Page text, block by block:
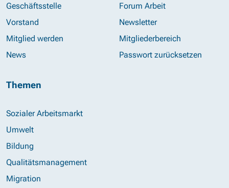
Geschäftsstelle
Vorstand
Mitglied werden
News
Forum Arbeit
Newsletter
Mitgliederbereich
Passwort zurücksetzen
Themen
Sozialer Arbeitsmarkt
Umwelt
Bildung
Qualitätsmanagement
Migration